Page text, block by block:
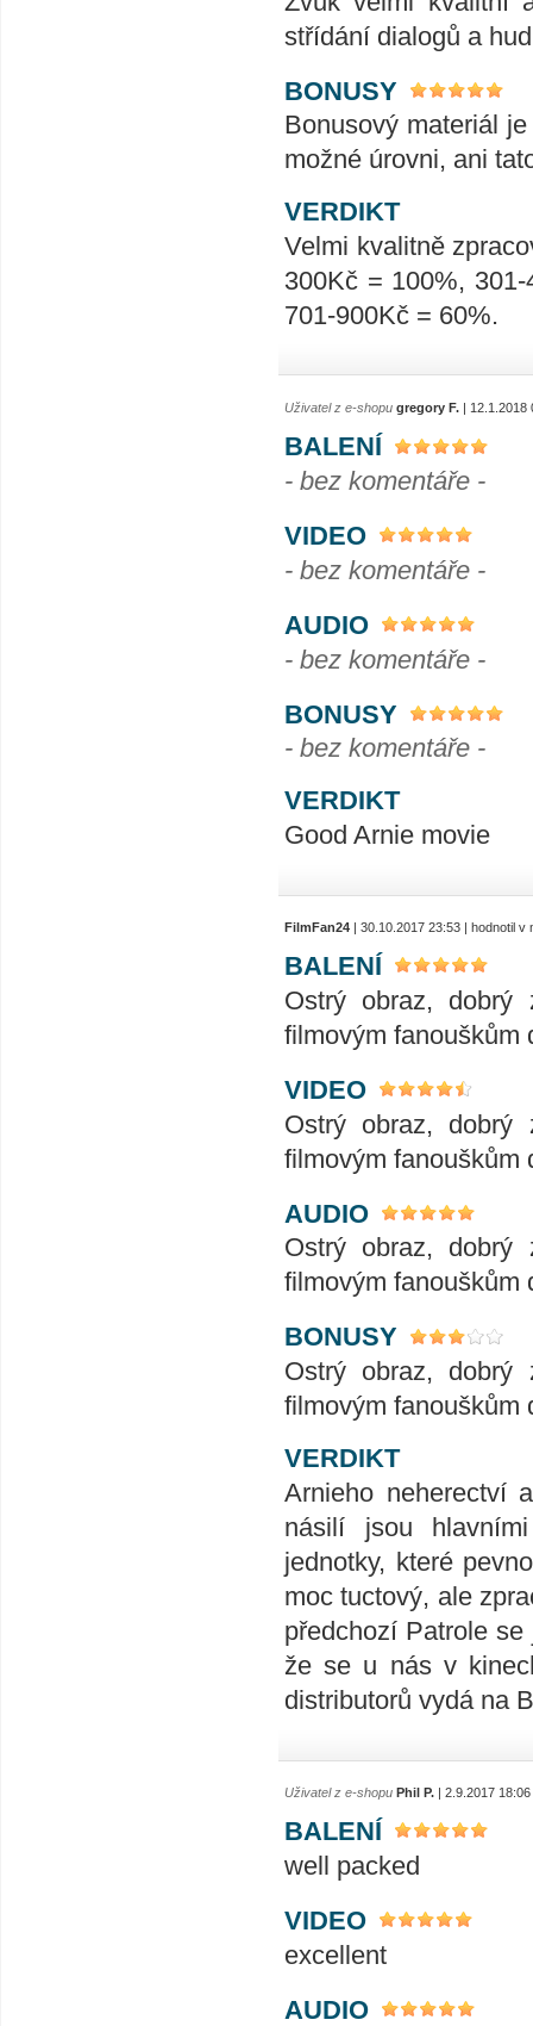
střídání dialogů a
BONUSY
Bonusový materiál
možné úrovni, ani
VERDIKT
Velmi kvalitně
300Kč = 100%,
701-900Kč = 60%.
Uživatel z e-shopu gregory F. | 12.1.2018
BALENÍ
- bez komentáře -
VIDEO
- bez komentáře -
AUDIO
- bez komentáře -
BONUSY
- bez komentáře -
VERDIKT
Good Arnie movie
FilmFan24 | 30.10.2017 23:53 | hodnotil
BALENÍ
Ostrý obraz, dobrý
filmovým fanouškům
VIDEO
Ostrý obraz, dobrý
filmovým fanouškům
AUDIO
Ostrý obraz, dobrý
filmovým fanouškům
BONUSY
Ostrý obraz, dobrý
filmovým fanouškům
VERDIKT
Arnieho neherectví
násilí jsou
jednotky, které
moc tuctový, ale
předchozí Patrole
že se u nás v
distributorů vydá na
Uživatel z e-shopu Phil P. | 2.9.2017 18:06
BALENÍ
well packed
VIDEO
excellent
AUDIO